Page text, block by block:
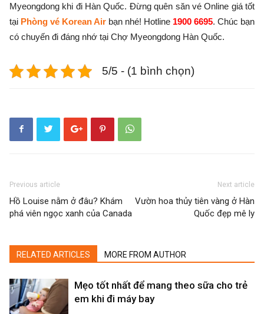
Myeongdong khi đi Hàn Quốc. Đừng quên săn vé Online giá tốt
tại Phòng vé Korean Air bạn nhé! Hotline 1900 6695. Chúc bạn
có chuyến đi đáng nhớ tại Chợ Myeongdong Hàn Quốc.
5/5 - (1 bình chọn)
Previous article
Hồ Louise nằm ở đâu? Khám
phá viên ngọc xanh của Canada
Next article
Vườn hoa thủy tiên vàng ở Hàn
Quốc đẹp mê ly
RELATED ARTICLES MORE FROM AUTHOR
Mẹo tốt nhất để mang theo sữa cho trẻ
em khi đi máy bay